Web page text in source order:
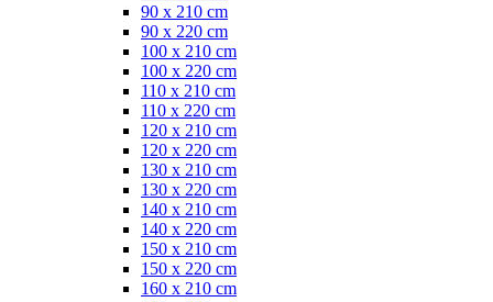
90 x 210 cm
90 x 220 cm
100 x 210 cm
100 x 220 cm
110 x 210 cm
110 x 220 cm
120 x 210 cm
120 x 220 cm
130 x 210 cm
130 x 220 cm
140 x 210 cm
140 x 220 cm
150 x 210 cm
150 x 220 cm
160 x 210 cm